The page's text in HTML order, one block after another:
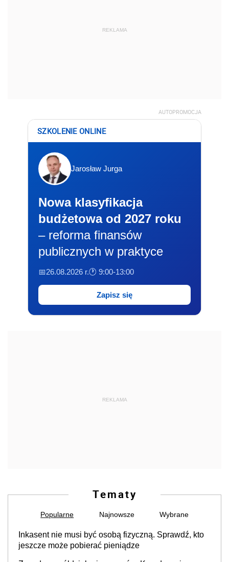
REKLAMA
AUTOPROMOCJA
SZKOLENIE ONLINE
Jarosław Jurga
Nowa klasyfikacja
budżetowa od 2027 roku
– reforma finansów
publicznych w praktyce
📅26.08.2026 r.🕐 9:00-13:00
Zapisz się
REKLAMA
Tematy
Popularne Najnowsze Wybrane
Inkasent nie musi być osobą fizyczną. Sprawdź, kto
jeszcze może pobierać pieniądze